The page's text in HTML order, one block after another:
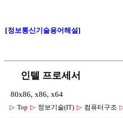
[정보통신기술용어해설]
인텔 프로세서
80x86, x86, x64
▷ Top ▷ 정보기술(IT) ▷ 컴퓨터구조